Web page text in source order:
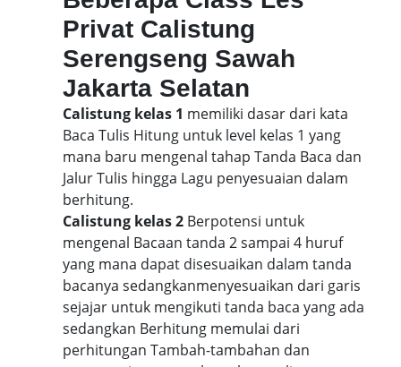
Privat Calistung
Serengseng Sawah
Jakarta Selatan
Calistung kelas 1 memiliki dasar dari kata
Baca Tulis Hitung untuk level kelas 1 yang
mana baru mengenal tahap Tanda Baca dan
Jalur Tulis hingga Lagu penyesuaian dalam
berhitung.
Calistung kelas 2 Berpotensi untuk
mengenal Bacaan tanda 2 sampai 4 huruf
yang mana dapat disesuaikan dalam tanda
bacanya sedangkanmenyesuaikan dari garis
sejajar untuk mengikuti tanda baca yang ada
sedangkan Berhitung memulai dari
perhitungan Tambah-tambahan dan